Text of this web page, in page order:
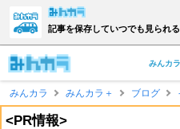
記事を保存していつでも見られる
みんカ
みんカラ みんカラ＋ ブログ
<PR情報>